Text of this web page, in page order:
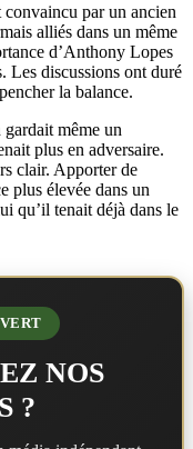
convaincu par un ancien
alliés dans un même
d’Anthony Lopes
Les discussions ont duré
la balance.
même un
plus en adversaire.
clair. Apporter de
plus élevée dans un
qu’il tenait déjà dans le
NOS
?